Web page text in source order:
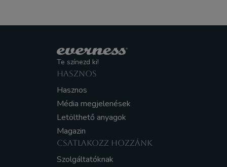
Te színezd ki!
HASZNOS
Hasznos
Média megjelenések
Letölthető anyagok
Magazin
CSATLAKOZZ HOZZÁNK
Szolgáltatóknak